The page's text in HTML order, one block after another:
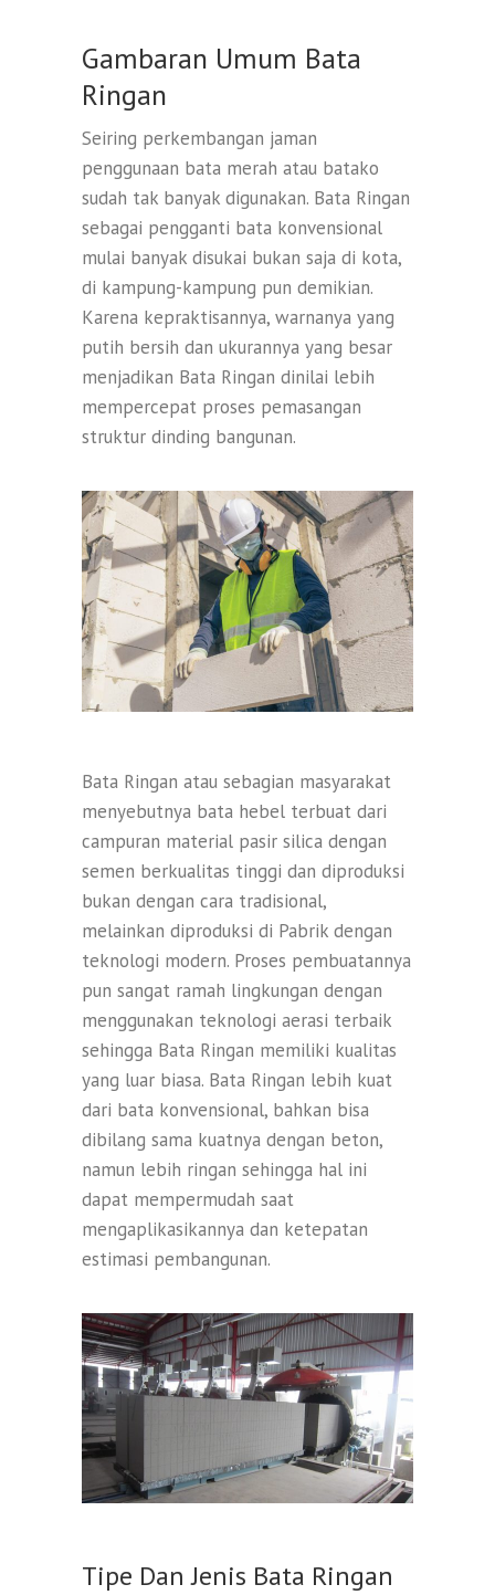
Gambaran Umum Bata
Ringan
Seiring perkembangan jaman
penggunaan bata merah atau batako
sudah tak banyak digunakan. Bata Ringan
sebagai pengganti bata konvensional
mulai banyak disukai bukan saja di kota,
di kampung-kampung pun demikian.
Karena kepraktisannya, warnanya yang
putih bersih dan ukurannya yang besar
menjadikan Bata Ringan dinilai lebih
mempercepat proses pemasangan
struktur dinding bangunan.
Bata Ringan atau sebagian masyarakat
menyebutnya bata hebel terbuat dari
campuran material pasir silica dengan
semen berkualitas tinggi dan diproduksi
bukan dengan cara tradisional,
melainkan diproduksi di Pabrik dengan
teknologi modern. Proses pembuatannya
pun sangat ramah lingkungan dengan
menggunakan teknologi aerasi terbaik
sehingga Bata Ringan memiliki kualitas
yang luar biasa. Bata Ringan lebih kuat
dari bata konvensional, bahkan bisa
dibilang sama kuatnya dengan beton,
namun lebih ringan sehingga hal ini
dapat mempermudah saat
mengaplikasikannya dan ketepatan
estimasi pembangunan.
Tipe Dan Jenis Bata Ringan